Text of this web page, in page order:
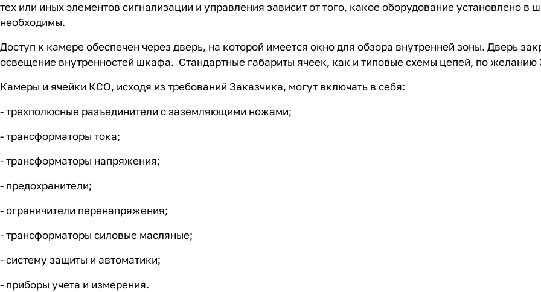
тех или иных элементов сигнализации и управления зависит от того, какое оборудование установлено в
необходимы.
Доступ к камере обеспечен через дверь, на которой имеется окно для обзора внутренней зоны. Дверь
освещение внутренностей шкафа. Стандартные габариты ячеек, как и типовые схемы цепей, по желанию
Камеры и ячейки КСО, исходя из требований Заказчика, могут включать в себя:
- трехполюсные разъединители с заземляющими ножами;
- трансформаторы тока;
- трансформаторы напряжения;
- предохранители;
- ограничители перенапряжения;
- трансформаторы силовые масляные;
- систему защиты и автоматики;
- приборы учета и измерения.